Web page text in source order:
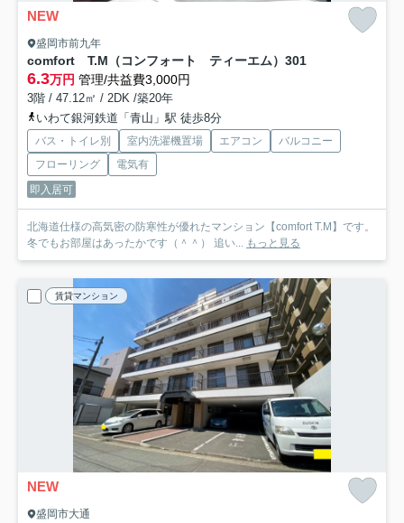
NEW
盛岡市前九年
comfort T.M（コンフォート ティーエム） 301
6.3万円 管理/共益費3,000円
3階 / 47.12㎡ / 2DK /築20年
いわて銀河鉄道「青山」駅 徒歩8分
バス・トイレ別 室内洗濯機置場 エアコン
バルコニー
フローリング
電気有
即入居可
北海道仕様の高気密の防寒性が優れたマンション【comfort T.M】です。
冬でもお部屋はあったかです（＾＾） 追い... もっと見る
賃貸マンション
NEW
盛岡市大通